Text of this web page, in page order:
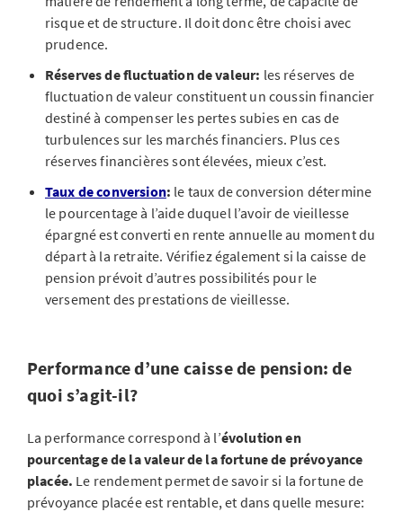
risque et de structure. Il doit donc être choisi avec
prudence.
Réserves de fluctuation de valeur: les réserves de
fluctuation de valeur constituent un coussin financier
destiné à compenser les pertes subies en cas de
turbulences sur les marchés financiers. Plus ces
réserves financières sont élevées, mieux c’est.
Taux de conversion: le taux de conversion détermine
le pourcentage à l’aide duquel l’avoir de vieillesse
épargné est converti en rente annuelle au moment du
départ à la retraite. Vérifiez également si la caisse de
pension prévoit d’autres possibilités pour le
versement des prestations de vieillesse.
Performance d’une caisse de pension: de
quoi s’agit-il?
La performance correspond à l’évolution en
pourcentage de la valeur de la fortune de prévoyance
placée. Le rendement permet de savoir si la fortune de
prévoyance placée est rentable, et dans quelle mesure: